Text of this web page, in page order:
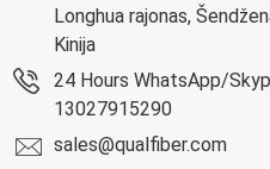
Longhua rajonas,
Kinija
24 Hours WhatsApp/
13027915290
sales@qualfiber.com